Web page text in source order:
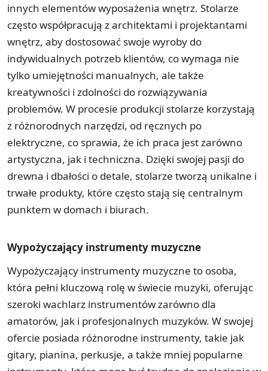
innych elementów wyposażenia wnętrz. Stolarze
często współpracują z architektami i projektantami
wnętrz, aby dostosować swoje wyroby do
indywidualnych potrzeb klientów, co wymaga nie
tylko umiejętności manualnych, ale także
kreatywności i zdolności do rozwiązywania
problemów. W procesie produkcji stolarze korzystają
z różnorodnych narzędzi, od ręcznych po
elektryczne, co sprawia, że ich praca jest zarówno
artystyczna, jak i techniczna. Dzięki swojej pasji do
drewna i dbałości o detale, stolarze tworzą unikalne i
trwałe produkty, które często stają się centralnym
punktem w domach i biurach.
Wypożyczający instrumenty muzyczne
Wypożyczający instrumenty muzyczne to osoba,
która pełni kluczową rolę w świecie muzyki, oferując
szeroki wachlarz instrumentów zarówno dla
amatorów, jak i profesjonalnych muzyków. W swojej
ofercie posiada różnorodne instrumenty, takie jak
gitary, pianina, perkusje, a także mniej popularne